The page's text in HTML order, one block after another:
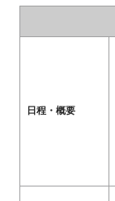
日程・概要